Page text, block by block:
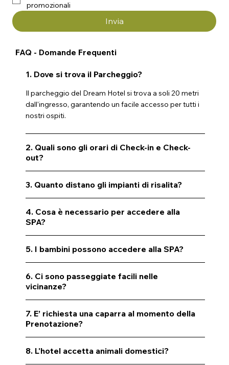
promozionali
Invia
FAQ - Domande Frequenti
1. Dove si trova il Parcheggio?
Il parcheggio del Dream Hotel si trova a soli 20 metri
dall'ingresso, garantendo un facile accesso per tutti i
nostri ospiti.
2. Quali sono gli orari di Check-in e Check-
out?
3. Quanto distano gli impianti di risalita?
4. Cosa è necessario per accedere alla
SPA?
5. I bambini possono accedere alla SPA?
6. Ci sono passeggiate facili nelle
vicinanze?
7. E’ richiesta una caparra al momento della
Prenotazione?
8. L'hotel accetta animali domestici?